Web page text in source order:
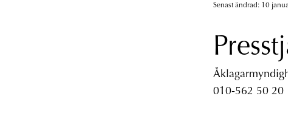
Senast ändrad: 10
010-562 50 20